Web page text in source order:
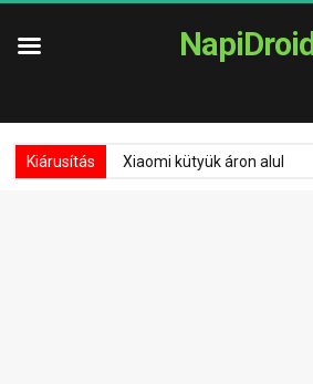
NapiDroid
Kiárusítás Xiaomi kütyük áron alul